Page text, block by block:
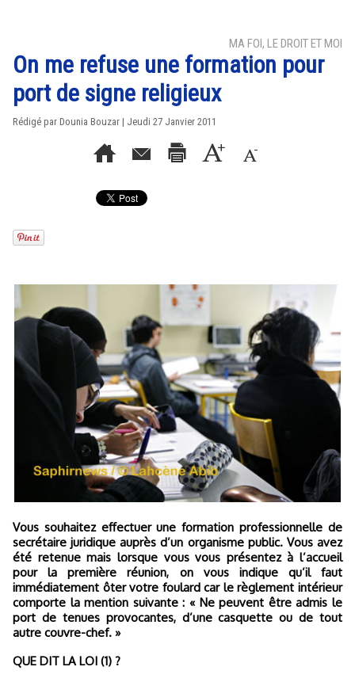
MA FOI, LE DROIT ET MOI
On me refuse une formation pour
port de signe religieux
Rédigé par Dounia Bouzar | Jeudi 27 Janvier 2011
Vous souhaitez effectuer une formation professionnelle de
secrétaire juridique auprès d’un organisme public. Vous avez
été retenue mais lorsque vous vous présentez à l’accueil
pour la première réunion, on vous indique qu’il faut
immédiatement ôter votre foulard car le règlement intérieur
comporte la mention suivante : « Ne peuvent être admis le
port de tenues provocantes, d’une casquette ou de tout
autre couvre-chef. »
QUE DIT LA LOI (1) ?